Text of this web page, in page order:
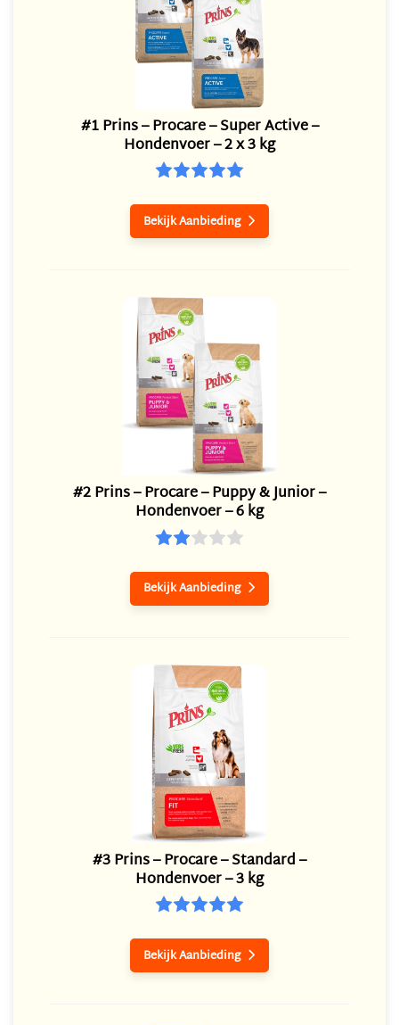
#1 Prins – Procare – Super Active –
Hondenvoer – 2 x 3 kg
Bekijk Aanbieding 
#2 Prins – Procare – Puppy & Junior –
Hondenvoer – 6 kg
Bekijk Aanbieding 
#3 Prins – Procare – Standard –
Hondenvoer – 3 kg
Bekijk Aanbieding 